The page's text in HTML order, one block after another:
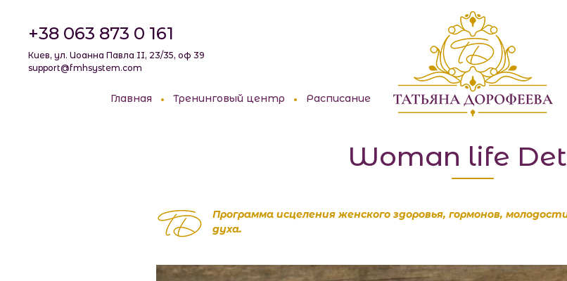
+38 063 873 0 161
Киев, ул. Иоанна Павла II, 23/35, оф 39
support@fmhsystem.com
Главная Тренинговый центр Расписание
Woman life
Программа исцеления женского здоровья, гормонов,
духа.